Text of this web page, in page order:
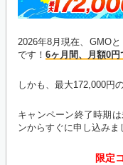
2026年8月現在、GMO
です！ 6ヶ月間、月額0円
しかも、最大172,000円
キャンペーン終了時期
ンからすぐに申し込みま
限定